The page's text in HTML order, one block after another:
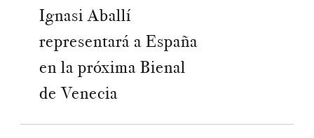
Ignasi Aballí
representará a España
en la próxima Bienal
de Venecia